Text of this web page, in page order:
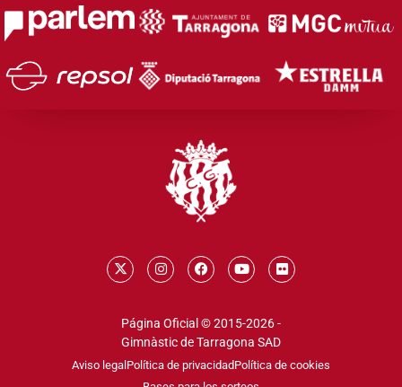
Página Oficial © 2015-2026 -
Gimnàstic de Tarragona SAD
Aviso legalPolítica de privacidadPolítica de cookies